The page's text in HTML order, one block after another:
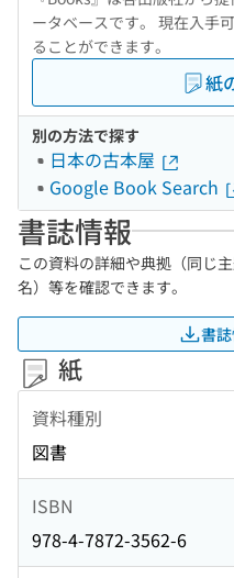
ータベースです。 現在入手
ることができます。
紙
別の方法で探す
日本の古本屋
Google Book Search
書誌情報
この資料の詳細や典拠（同じ
名）等を確認できます。
書
紙
資料種別
図書
ISBN
978-4-7872-3562-6